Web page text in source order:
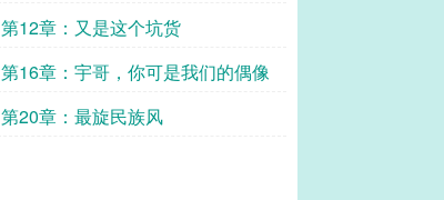
第12章：又是这个坑货
第16章：宇哥，你可是我们的偶像
第20章：最旋民族风